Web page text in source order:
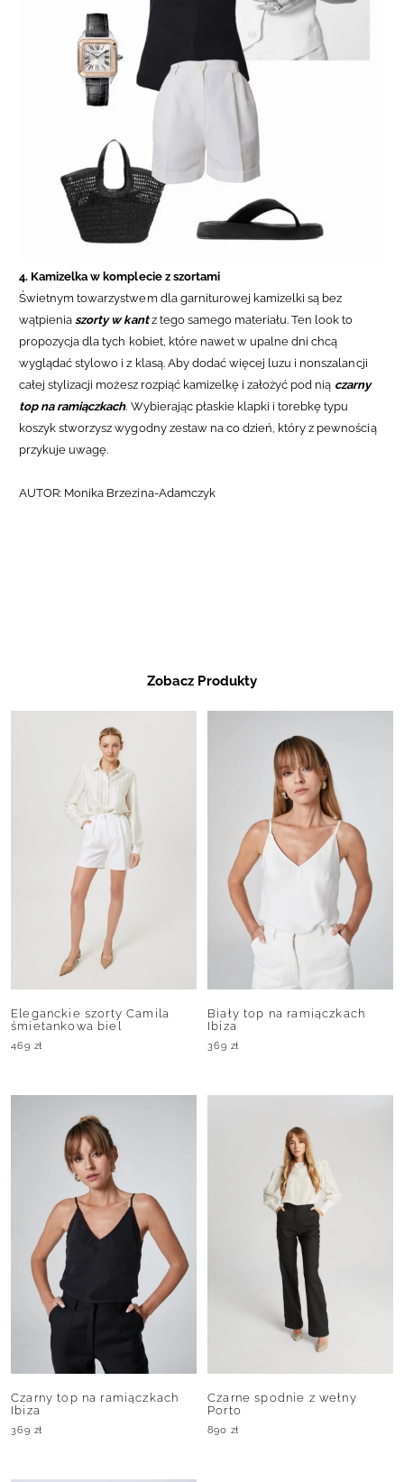
4. Kamizelka w komplecie z szortami
Świetnym towarzystwem dla garniturowej kamizelki są bez
wątpieniaszorty w kant z tego samego materiału. Ten look to
propozycja dla tych kobiet, które nawet w upalne dni chcą
wyglądać stylowo i z klasą. Aby dodać więcej luzu i nonszalancji
całej stylizacji możesz rozpiąć kamizelkę i założyć pod nią czarny
top na ramiączkach. Wybierając płaskie klapki i torebkę typu
koszyk stworzysz wygodny zestaw na co dzień, który z pewnością
przykuje uwagę.
AUTOR: Monika Brzezina-Adamczyk
Zobacz Produkty
Eleganckie szorty Camila
śmietankowa biel
469 zł
Biały top na ramiączkach
Ibiza
369 zł
Czarny top na ramiączkach
Ibiza
369 zł
Czarne spodnie z wełny
Porto
890 zł